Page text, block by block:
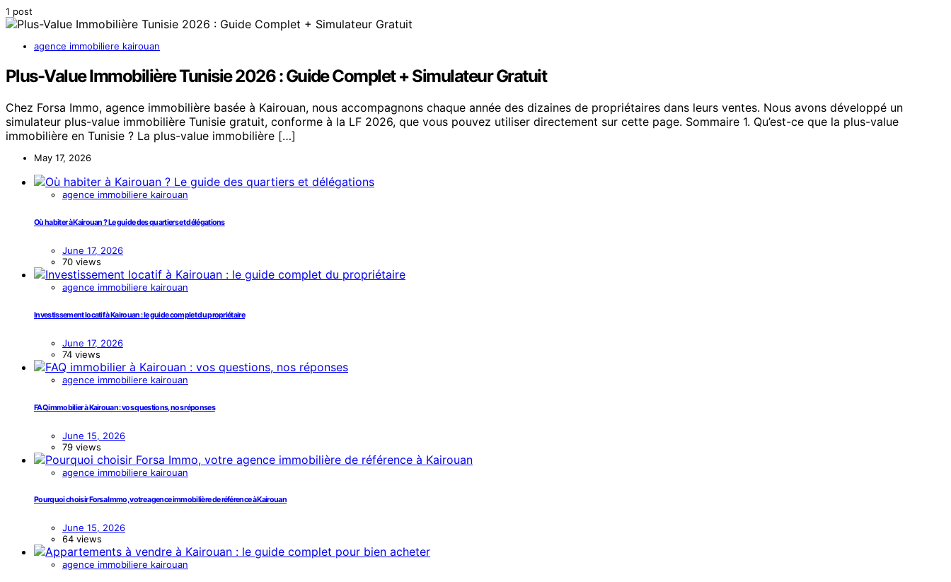
1 post
agence immobiliere kairouan
Plus-Value Immobilière Tunisie 2026 : Guide Complet + Simulateur Gratuit
Chez Forsa Immo, agence immobilière basée à Kairouan, nous accompagnons chaque année des dizaines de propriétaires dans leurs ventes. Nous avons développé un
simulateur plus-value immobilière Tunisie gratuit, conforme à la LF 2026, que vous pouvez utiliser directement sur cette page. Sommaire 1. Qu’est-ce que la plus-value
immobilière en Tunisie ? La plus-value immobilière […]
May 17, 2026
agence immobiliere kairouan
Où habiter à Kairouan ? Le guide des quartiers et délégations
June 17, 2026
70 views
agence immobiliere kairouan
Investissement locatif à Kairouan : le guide complet du propriétaire
June 17, 2026
74 views
agence immobiliere kairouan
FAQ immobilier à Kairouan : vos questions, nos réponses
June 15, 2026
79 views
agence immobiliere kairouan
Pourquoi choisir Forsa Immo, votre agence immobilière de référence à Kairouan
June 15, 2026
64 views
agence immobiliere kairouan